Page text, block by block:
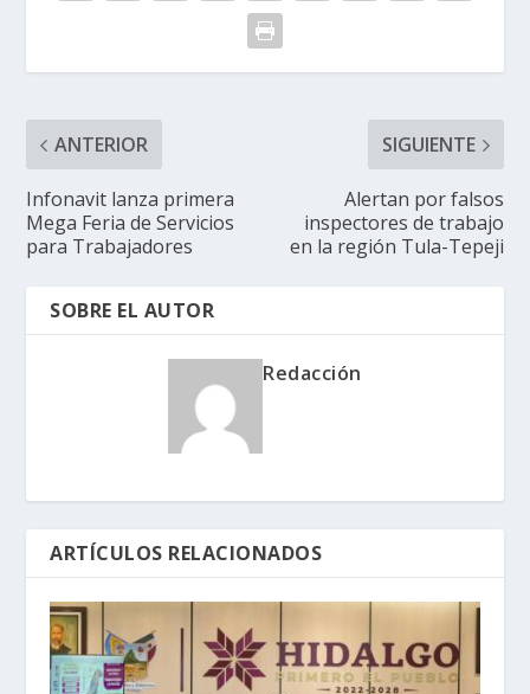
ANTERIOR
Infonavit lanza primera
Mega Feria de Servicios
para Trabajadores
SIGUIENTE
Alertan por falsos
inspectores de trabajo
en la región Tula-Tepeji
SOBRE EL AUTOR
Redacción
ARTÍCULOS RELACIONADOS